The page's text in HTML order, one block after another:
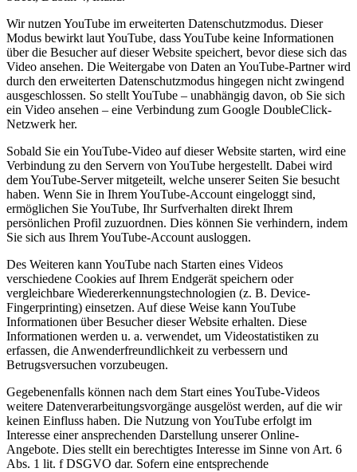
Wir nutzen YouTube im erweiterten Datenschutzmodus. Dieser
Modus bewirkt laut YouTube, dass YouTube keine Informationen
über die Besucher auf dieser Website speichert, bevor diese sich das
Video ansehen. Die Weitergabe von Daten an YouTube-Partner wird
durch den erweiterten Datenschutzmodus hingegen nicht zwingend
ausgeschlossen. So stellt YouTube – unabhängig davon, ob Sie sich
ein Video ansehen – eine Verbindung zum Google DoubleClick-
Netzwerk her.
Sobald Sie ein YouTube-Video auf dieser Website starten, wird eine
Verbindung zu den Servern von YouTube hergestellt. Dabei wird
dem YouTube-Server mitgeteilt, welche unserer Seiten Sie besucht
haben. Wenn Sie in Ihrem YouTube-Account eingeloggt sind,
ermöglichen Sie YouTube, Ihr Surfverhalten direkt Ihrem
persönlichen Profil zuzuordnen. Dies können Sie verhindern, indem
Sie sich aus Ihrem YouTube-Account ausloggen.
Des Weiteren kann YouTube nach Starten eines Videos
verschiedene Cookies auf Ihrem Endgerät speichern oder
vergleichbare Wiedererkennungstechnologien (z. B. Device-
Fingerprinting) einsetzen. Auf diese Weise kann YouTube
Informationen über Besucher dieser Website erhalten. Diese
Informationen werden u. a. verwendet, um Videostatistiken zu
erfassen, die Anwenderfreundlichkeit zu verbessern und
Betrugsversuchen vorzubeugen.
Gegebenenfalls können nach dem Start eines YouTube-Videos
weitere Datenverarbeitungsvorgänge ausgelöst werden, auf die wir
keinen Einfluss haben. Die Nutzung von YouTube erfolgt im
Interesse einer ansprechenden Darstellung unserer Online-
Angebote. Dies stellt ein berechtigtes Interesse im Sinne von Art. 6
Abs. 1 lit. f DSGVO dar. Sofern eine entsprechende